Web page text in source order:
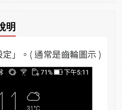
明